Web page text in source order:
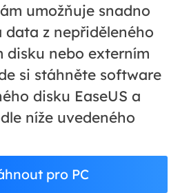
umožňuje snadno
z nepřiděleného
disku nebo externím
si stáhněte software
disku EaseUS a
níže uvedeného
pro PC